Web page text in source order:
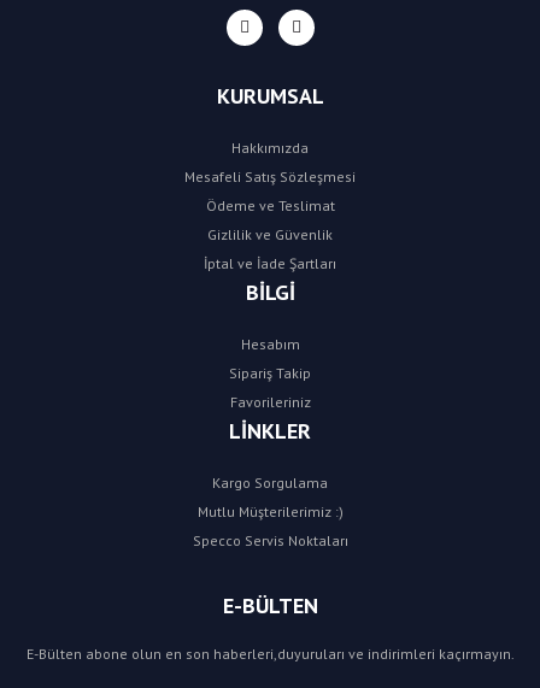
KURUMSAL
Hakkımızda
Mesafeli Satış Sözleşmesi
Ödeme ve Teslimat
Gizlilik ve Güvenlik
İptal ve İade Şartları
BİLGİ
Hesabım
Sipariş Takip
Favorileriniz
LİNKLER
Kargo Sorgulama
Mutlu Müşterilerimiz :)
Specco Servis Noktaları
E-BÜLTEN
E-Bülten abone olun en son haberleri,duyuruları ve indirimleri kaçırmayın.